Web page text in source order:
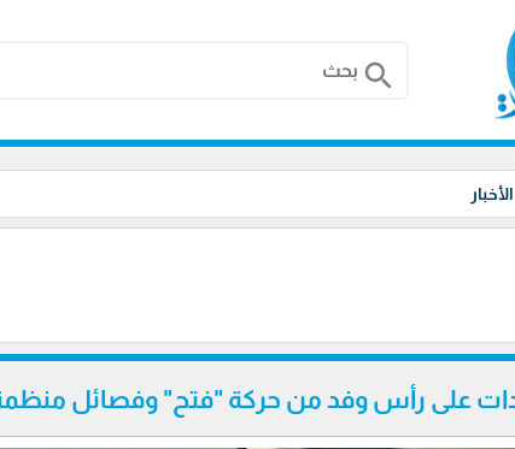
search
الأخبار
على رأس وفد من حركة "فتح" وفصائل منظمة